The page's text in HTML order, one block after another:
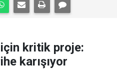
için kritik proje:
karışıyor